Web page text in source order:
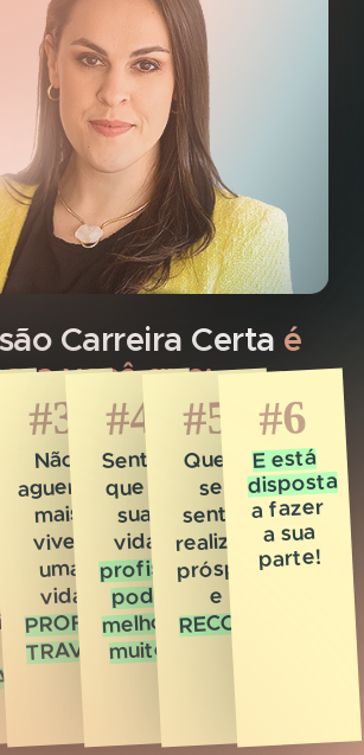
Carreira Certa é
você que:
#3
Não
aguenta
mais
viver
uma
vida
PROFISSIONAL
TRAVADA
#4
Sente
que a
sua
vida
profissional
pode
melhorar
muito!
#5
Quer
se
sentir
realizada,
próspera
e
RECONHECIDA
#6
E está
disposta
a fazer
a sua
parte!